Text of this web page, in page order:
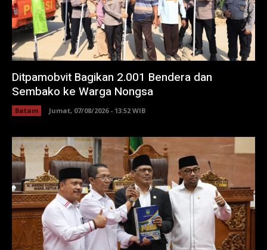
Ditpamobvit Bagikan 2.001 Bendera dan
Sembako ke Warga Nongsa
Batam Jumat, 07/08/2026 - 13:52 WIB